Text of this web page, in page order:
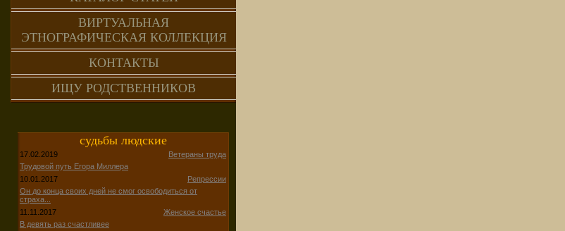
ВИРТУАЛЬНАЯ
ЭТНОГРАФИЧЕСКАЯ КОЛЛЕКЦИЯ
КОНТАКТЫ
ИЩУ РОДСТВЕННИКОВ
судьбы людские
17.02.2019
Ветераны труда
Трудовой путь Егора Миллера
10.01.2017
Репрессии
Он до конца своих дней не смог освободиться от
страха...
11.11.2017
Женское счастье
В девять раз счастливее